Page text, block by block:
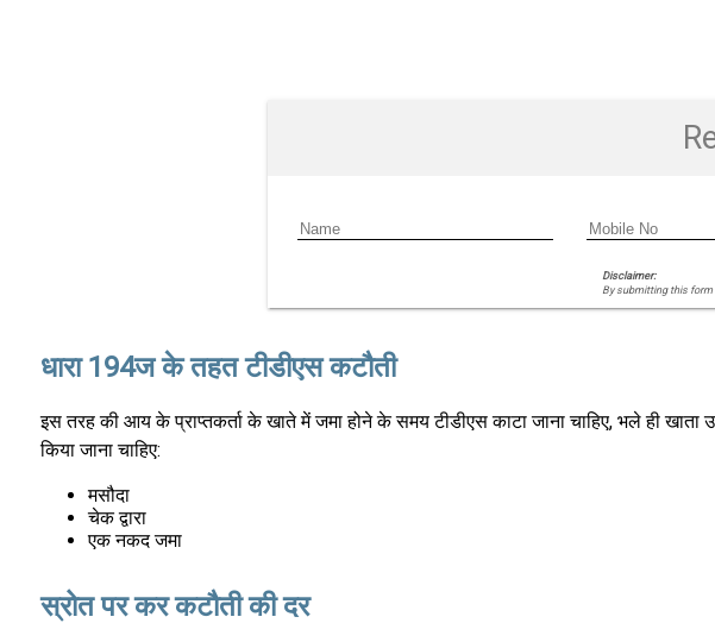
Disclaimer:
By submitting this
धारा 194ज के तहत टीडीएस कटौती
इस तरह की आय के प्राप्तकर्ता के खाते में जमा होने के समय टीडीएस काटा जाना चाहिए, भले ही
किया जाना चाहिए:
मसौदा
चेक द्वारा
एक नकद जमा
स्रोत पर कर कटौती की दर